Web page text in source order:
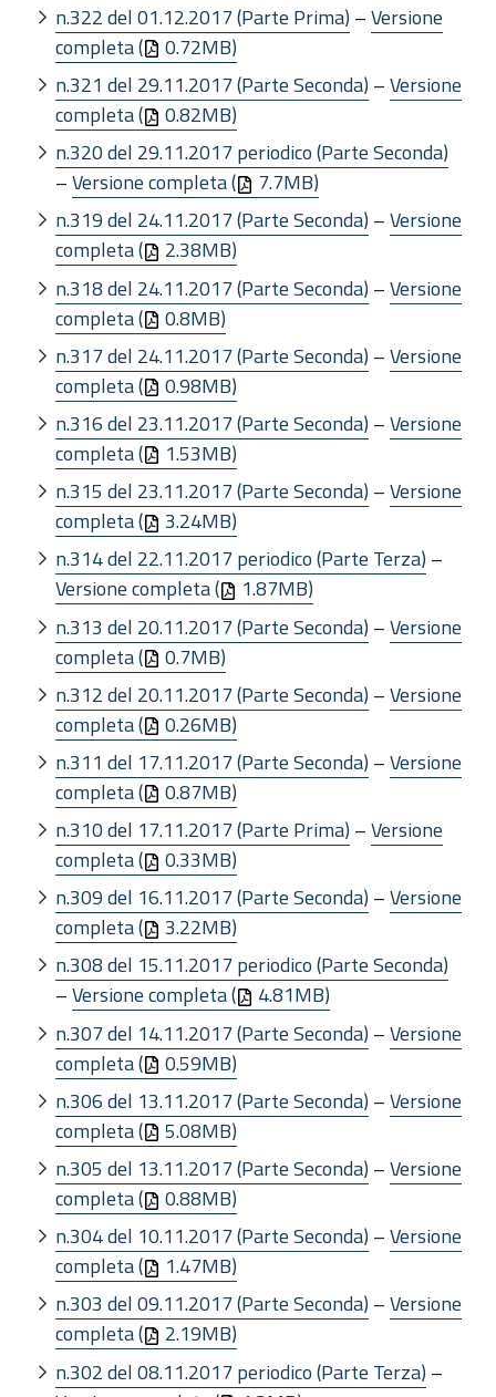
n.322 del 01.12.2017 (Parte Prima) –Versione
completa (
0.72MB)
n.321 del 29.11.2017 (Parte Seconda) –Versione
completa (
0.82MB)
n.320 del 29.11.2017 periodico (Parte Seconda)
–Versione completa (
7.7MB)
n.319 del 24.11.2017 (Parte Seconda) –Versione
completa (
2.38MB)
n.318 del 24.11.2017 (Parte Seconda) –Versione
completa (
0.8MB)
n.317 del 24.11.2017 (Parte Seconda) –Versione
completa (
0.98MB)
n.316 del 23.11.2017 (Parte Seconda) –Versione
completa (
1.53MB)
n.315 del 23.11.2017 (Parte Seconda) –Versione
completa (
3.24MB)
n.314 del 22.11.2017 periodico (Parte Terza) –
Versione completa (
1.87MB)
n.313 del 20.11.2017 (Parte Seconda) –Versione
completa (
0.7MB)
n.312 del 20.11.2017 (Parte Seconda) –Versione
completa (
0.26MB)
n.311 del 17.11.2017 (Parte Seconda) –Versione
completa (
0.87MB)
n.310 del 17.11.2017 (Parte Prima) –Versione
completa (
0.33MB)
n.309 del 16.11.2017 (Parte Seconda) –Versione
completa (
3.22MB)
n.308 del 15.11.2017 periodico (Parte Seconda)
–Versione completa (
4.81MB)
n.307 del 14.11.2017 (Parte Seconda) –Versione
completa (
0.59MB)
n.306 del 13.11.2017 (Parte Seconda) –Versione
completa (
5.08MB)
n.305 del 13.11.2017 (Parte Seconda) –Versione
completa (
0.88MB)
n.304 del 10.11.2017 (Parte Seconda) –Versione
completa (
1.47MB)
n.303 del 09.11.2017 (Parte Seconda) –Versione
completa (
2.19MB)
n.302 del 08.11.2017 periodico (Parte Terza) –